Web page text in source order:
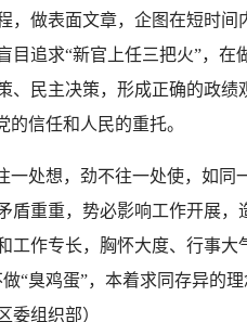
，做表面文章，企图在短时
追求“新官上任三把火”，
、民主决策，形成正确的政
信任和人民的重托。
处想，劲不往一处使，如同
重重，势必影响工作开展
作专长，胸怀大度、行事
“臭鸡蛋”，本着求同存异的
委组织部）